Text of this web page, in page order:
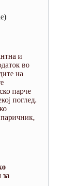
и
во
на
парче
поглед.